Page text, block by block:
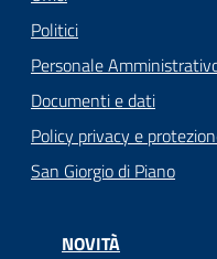
e
Tutti
gli
argomenti...
Politici
Personale
Documenti e dati
Policy privacy e
San Giorgio di Piano
NOVITÀ